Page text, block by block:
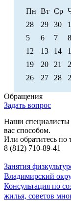
Пн Вт Ср
28
29 30 1
5
6 7 8
12
13 14
19
20 21
26
27 28
Обращения
Задать вопрос
Наши специалисты
вас способом.
Или обратитесь по
8 (812) 710-89-41
Занятия
Владимирский
Консультация по
жилья, советов